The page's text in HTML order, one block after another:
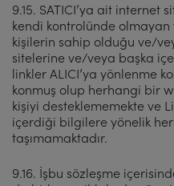
9.15. SATICI’ya ait internet
kendi kontrolünde
kişilerin sahip olduğu ve/
sitelerine ve/veya başka
linkler ALICI’ya yönlenme
konmuş olup herhangi bir
kişiyi desteklememekte ve
içerdiği bilgilere yönelik
taşımamaktadır.
9.16. İşbu sözleşme